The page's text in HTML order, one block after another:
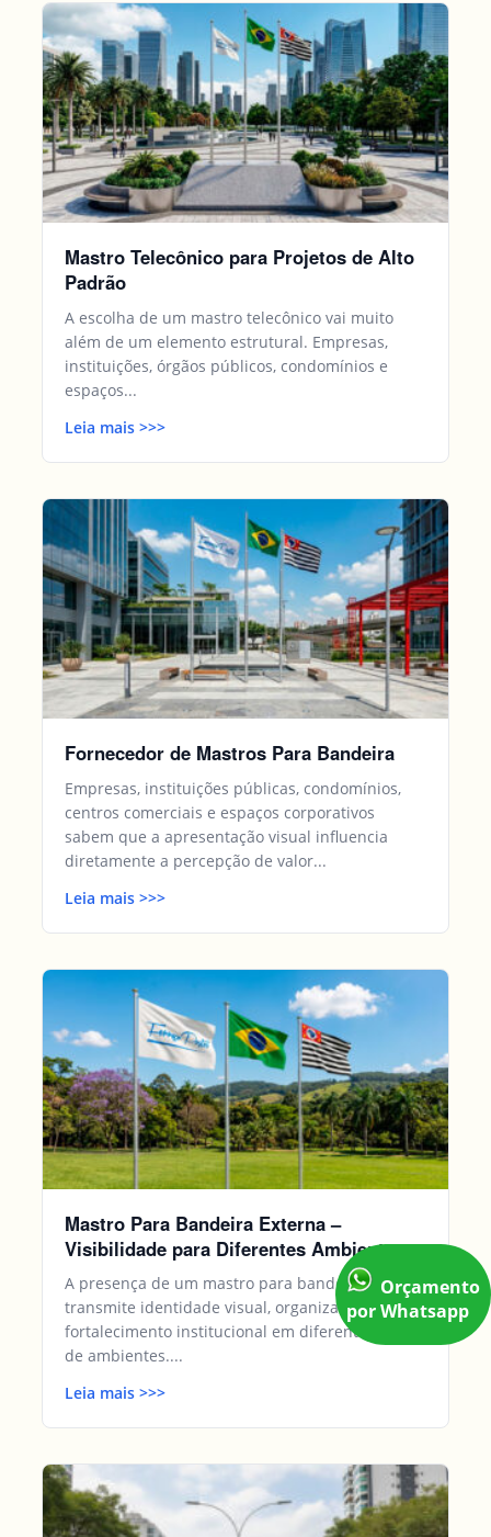
Orçamento
por Whatsapp
Mastro Telecônico para Projetos de Alto
Padrão
A escolha de um mastro telecônico vai muito
além de um elemento estrutural. Empresas,
instituições, órgãos públicos, condomínios e
espaços...
Leia mais>>>
Fornecedor de Mastros Para Bandeira
Empresas, instituições públicas, condomínios,
centros comerciais e espaços corporativos
sabem que a apresentação visual influencia
diretamente a percepção de valor...
Leia mais>>>
Mastro Para Bandeira Externa –
Visibilidade para Diferentes Ambientes
A presença de um mastro para bandeira externa
transmite identidade visual, organização e
fortalecimento institucional em diferentes tipos
de ambientes....
Leia mais>>>